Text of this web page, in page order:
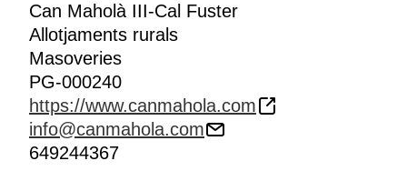
Can Maholà III-Cal Fuster
Allotjaments rurals
Masoveries
PG-000240
https://www.canmahola.com
info@canmahola.com
649244367